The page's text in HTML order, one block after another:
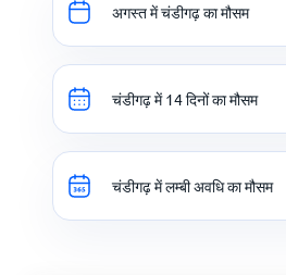
अगस्त में चंडीगढ़ का मौसम
चंडीगढ़ में 14 दिनों का मौसम
चंडीगढ़ में लम्बी अवधि का मौसम